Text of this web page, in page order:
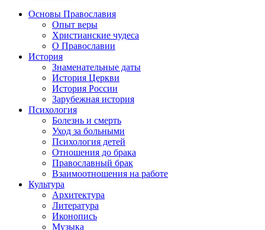
Основы Православия
Опыт веры
Христианские чудеса
О Православии
История
Знаменательные даты
История Церкви
История России
Зарубежная история
Психология
Болезнь и смерть
Уход за больными
Психология детей
Отношения до брака
Православный брак
Взаимоотношения на работе
Культура
Архитектура
Литература
Иконопись
Музыка